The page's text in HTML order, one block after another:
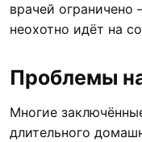
врачей
неохотно идёт на
Проблемы
Многие
длительного